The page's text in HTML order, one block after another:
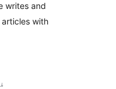
writes and
with